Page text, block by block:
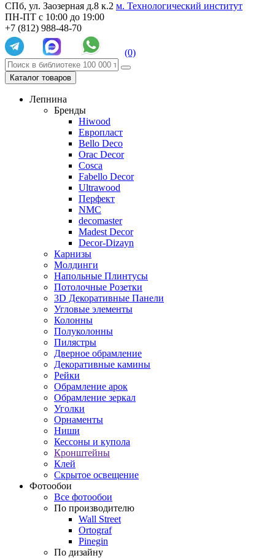
СПб, ул. Заозерная д.8 к.2 м. Технологический институт
ПН-ПТ с 10:00 до 19:00
+7 (812) 988-48-70
(0)
Каталог товаров
Лепнина
Бренды
Hiwood
Европласт
Bello Deco
Orac Decor
Cosca
Fabello Decor
Ultrawood
Перфект
NMC
decomaster
Madest Decor
Decor-Dizayn
Карнизы
Молдинги
Напольные Плинтусы
Потолочные Розетки
3D Декоративные Панели
Угловые элементы
Колонны
Полуколонны
Пилястры
Дверное обрамление
Декоративные камины
Рейки
Обрамление арок
Обрамление зеркал
Уголки
Орнаменты
Ниши
Кессоны и купола
Кронштейны
Клей
Скрытое освещение
Фотообои
Все фотообои
По производителю
Wall Street
Ortograf
Pinegin
По дизайну